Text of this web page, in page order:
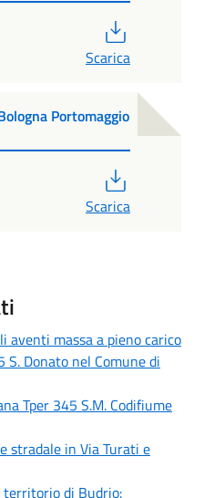
Scarica
Portomaggio
Scarica
aventi massa a pieno carico
Donato nel Comune di
Tper 345 S.M. Codifiume
stradale in Via Turati e
di Budrio: